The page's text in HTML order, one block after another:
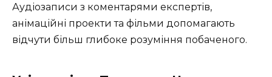
Аудіозаписи з коментарями експертів,
анімаційні проекти та фільми допомагають
відчути більш глибоке розуміння побаченого.